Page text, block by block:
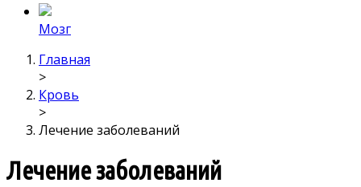
Мозг
Главная
>
Кровь
>
Лечение заболеваний
Лечение заболеваний